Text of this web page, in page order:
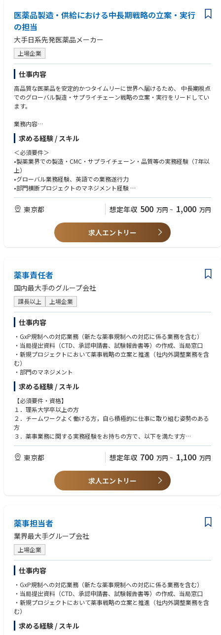
医薬品製造・供給における中長期戦略の立案・実行
の担当
大手日系先発医薬品メーカー
上場企業
仕事内容
高品質な医薬品を安定的かつタイムリーに世界へ届けるため、 中長期視点
でのグローバル製造・サプライチェーン戦略の立案・実行をリードしてい
ます。
業務内容
•グローバル生産・供給ネットワークの最適化
•自社製造／委託製造の意思決定推進
•生産・供給に関するグローバル意思決定と実行管理
•サプライチェーン全体のリスクマネジメント、BCP構築・運用
本ポジションの魅力
•日本本社からグローバル製造・供給戦略の全体像を描き、実行できる裁量
•国内外の重要ステークホルダーと連携し、会社の安定供給に直接貢献
•グローバルビジネスを動かす中長期・経営視点の意思決定経験を積める
求める経験 / スキル
＜必須要件＞
•製薬業界での製造・CMC・サプライチェーン・品質等の実務経験（7年以
上）
•グローバル業務経験、英語での業務遂行力
•部門横断プロジェクトのマネジメント経験
＜歓迎要件＞
•MBA、Ph.D.等の資格
•PMPなどのプロジェクトマネジメント資格
•経営企画、事業企画、事業開発経験 （生産拠点の取得や譲渡に関するPM
Oリード経験 を含む）
東京都 想定年収 500 万円 ~ 1,000 万円
求人エントリー
薬事責任者
国内最大手のグループ会社
課長以上 上場企業
仕事内容
・GxP規制への対応業務（新たな薬事規制への対応に係る業務を含む）
・当局提出資料（CTD、承認申請書、試験報告書等）の作成、当局窓口
・新規プロジェクトにおいて薬事戦略の立案と推進（社内外調整業務を含
む）
・部門のマネジメント
求める経験 / スキル
【必須要件・資格】
１．理系大学卒以上の方
２．チームワークよく働ける方，自ら積極的に仕事に取り組む姿勢のある
方
３．薬事業務に関する実務経験をお持ちの方で、以下を満たす方
・薬事関連規制等を調査、理解する能力を有する方
・新薬に係る薬事申請及び当局対応のご経験
４．プロジェント及びピープルマネジメントのご経験
【推奨要件・資格】
・臨床開発の経験又は知識を有する方
医薬品及び動物用医薬品の開発に情熱を持って取り組んでいただける方
東京都 想定年収 700 万円 ~ 1,100 万円
求人エントリー
薬事担当者
業界最大手グループ会社
上場企業
仕事内容
・GxP規制への対応業務（新たな薬事規制への対応に係る業務を含む）
・当局提出資料（CTD、承認申請書、試験報告書等）の作成、当局窓口
・新規プロジェクトにおいて薬事戦略の立案と推進（社内外調整業務を含
む）
求める経験 / スキル